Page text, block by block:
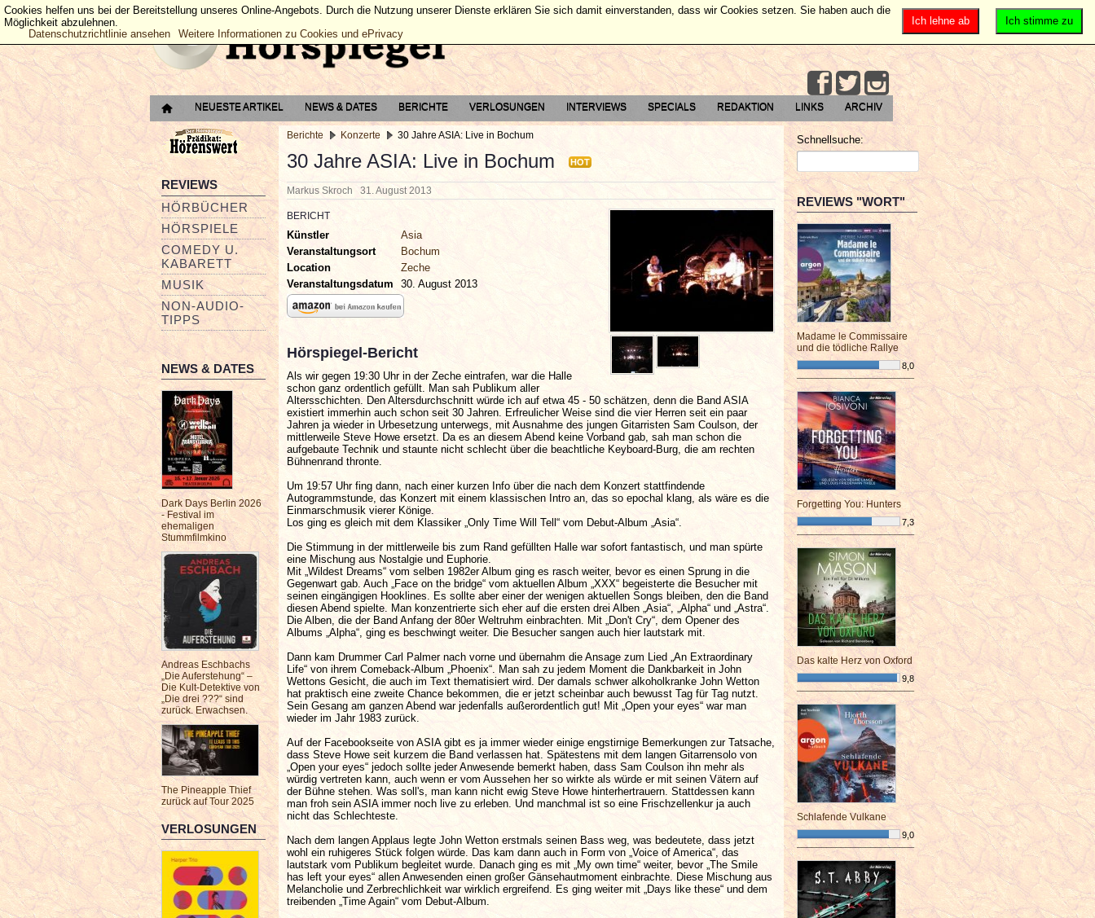
NEUESTE ARTIKEL NEWS & DATES BERICHTE VERLOSUNGEN INTERVIEWS SPECIALS REDAKTION LINKS ARCHIV
REVIEWS
HÖRBÜCHER
HÖRSPIELE
COMEDY U.
KABARETT
MUSIK
NON-AUDIO-
TIPPS
NEWS & DATES
Dark Days Berlin 2026
- Festival im
ehemaligen
Stummfilmkino
Andreas Eschbachs
„Die Auferstehung“ –
Die Kult-Detektive von
„Die drei ???“ sind
zurück. Erwachsen.
The Pineapple Thief
zurück auf Tour 2025
VERLOSUNGEN
Berichte Konzerte 30 Jahre ASIA: Live in Bochum
30 Jahre ASIA: Live in Bochum HOT
Markus Skroch 31. August 2013
BERICHT
Künstler
Asia
Veranstaltungsort
Bochum
Location
Zeche
Veranstaltungsdatum
30. August 2013
Hörspiegel-Bericht
Als wir gegen 19:30 Uhr in der Zeche eintrafen, war die Halle
schon ganz ordentlich gefüllt. Man sah Publikum aller
Altersschichten. Den Altersdurchschnitt würde ich auf etwa 45 - 50 schätzen, denn die Band ASIA
existiert immerhin auch schon seit 30 Jahren. Erfreulicher Weise sind die vier Herren seit ein paar
Jahren ja wieder in Urbesetzung unterwegs, mit Ausnahme des jungen Gitarristen Sam Coulson, der
mittlerweile Steve Howe ersetzt. Da es an diesem Abend keine Vorband gab, sah man schon die
aufgebaute Technik und staunte nicht schlecht über die beachtliche Keyboard-Burg, die am rechten
Bühnenrand thronte.
Um 19:57 Uhr fing dann, nach einer kurzen Info über die nach dem Konzert stattfindende
Autogrammstunde, das Konzert mit einem klassischen Intro an, das so epochal klang, als wäre es die
Einmarschmusik vierer Könige.
Los ging es gleich mit dem Klassiker „Only Time Will Tell“ vom Debut-Album „Asia“.
Die Stimmung in der mittlerweile bis zum Rand gefüllten Halle war sofort fantastisch, und man spürte
eine Mischung aus Nostalgie und Euphorie.
Mit „Wildest Dreams“ vom selben 1982er Album ging es rasch weiter, bevor es einen Sprung in die
Gegenwart gab. Auch „Face on the bridge“ vom aktuellen Album „XXX“ begeisterte die Besucher mit
seinen eingängigen Hooklines. Es sollte aber einer der wenigen aktuellen Songs bleiben, den die Band
diesen Abend spielte. Man konzentrierte sich eher auf die ersten drei Alben „Asia“, „Alpha“ und „Astra“.
Die Alben, die der Band Anfang der 80er Weltruhm einbrachten. Mit „Don't Cry“, dem Opener des
Albums „Alpha“, ging es beschwingt weiter. Die Besucher sangen auch hier lautstark mit.
Dann kam Drummer Carl Palmer nach vorne und übernahm die Ansage zum Lied „An Extraordinary
Life“ von ihrem Comeback-Album „Phoenix“. Man sah zu jedem Moment die Dankbarkeit in John
Wettons Gesicht, die auch im Text thematisiert wird. Der damals schwer alkoholkranke John Wetton
hat praktisch eine zweite Chance bekommen, die er jetzt scheinbar auch bewusst Tag für Tag nutzt.
Sein Gesang am ganzen Abend war jedenfalls außerordentlich gut! Mit „Open your eyes“ war man
wieder im Jahr 1983 zurück.
Auf der Facebookseite von ASIA gibt es ja immer wieder einige engstirnige Bemerkungen zur Tatsache,
dass Steve Howe seit kurzem die Band verlassen hat. Spätestens mit dem langen Gitarrensolo von
„Open your eyes“ jedoch sollte jeder Anwesende bemerkt haben, dass Sam Coulson ihn mehr als
würdig vertreten kann, auch wenn er vom Aussehen her so wirkte als würde er mit seinen Vätern auf
der Bühne stehen. Was soll's, man kann nicht ewig Steve Howe hinterhertrauern. Stattdessen kann
man froh sein ASIA immer noch live zu erleben. Und manchmal ist so eine Frischzellenkur ja auch
nicht das Schlechteste.
Nach dem langen Applaus legte John Wetton erstmals seinen Bass weg, was bedeutete, dass jetzt
wohl ein ruhigeres Stück folgen würde. Das kam dann auch in Form von „Voice of America“, das
lautstark vom Publikum begleitet wurde. Danach ging es mit „My own time“ weiter, bevor „The Smile
has left your eyes“ allen Anwesenden einen großer Gänsehautmoment einbrachte. Diese Mischung aus
Melancholie und Zerbrechlichkeit war wirklich ergreifend. Es ging weiter mit „Days like these“ und dem
treibenden „Time Again“ vom Debut-Album.
Schnellsuche:
REVIEWS "WORT"
Madame le Commissaire
und die tödliche Rallye
8,0
¯¯¯¯¯¯¯¯¯¯¯¯¯¯¯¯¯¯¯¯¯¯¯¯
Forgetting You: Hunters
7,3
¯¯¯¯¯¯¯¯¯¯¯¯¯¯¯¯¯¯¯¯¯¯¯¯
Das kalte Herz von Oxford
9,8
¯¯¯¯¯¯¯¯¯¯¯¯¯¯¯¯¯¯¯¯¯¯¯¯
Schlafende Vulkane
9,0
¯¯¯¯¯¯¯¯¯¯¯¯¯¯¯¯¯¯¯¯¯¯¯¯
Ich stimme zu
Ich lehne ab
Cookies helfen uns bei der Bereitstellung unseres Online-Angebots. Durch die Nutzung unserer Dienste erklären Sie sich damit einverstanden, dass wir Cookies setzen. Sie haben auch die
Möglichkeit abzulehnen.
Datenschutzrichtlinie ansehen
Weitere Informationen zu Cookies und ePrivacy